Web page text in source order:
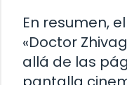
En resumen,
«Doctor
allá de las